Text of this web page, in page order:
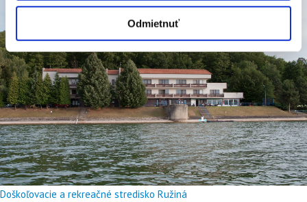
Odmietnuť
Doškoľovacie a rekreačné stredisko Ružiná